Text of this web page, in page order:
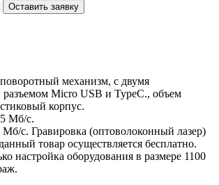
Оставить заявку
механизм, c двумя
Micro USB и TypeC., объем
корпус.
Мб/с.
Мб/с. Гравировка (оптоволоконный лазер)
товар осуществляется бесплатно.
настройка оборудования в размере 1100